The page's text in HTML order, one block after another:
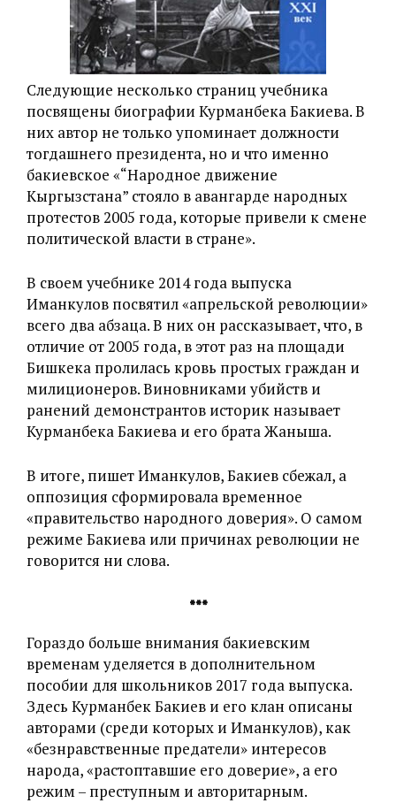
Следующие несколько страниц учебника
посвящены биографии КурманбекаБакиева. В
них автор не только упоминает должности
тогдашнего президента, но и что именно
бакиевское «“Народное движение
Кыргызстана” стояло в авангарде народных
протестов 2005 года, которые привели к смене
политической власти в стране».
В своем учебнике 2014 года выпуска
Иманкулов посвятил «‎апрельской революции»
всего два абзаца. В них он рассказывает, что, в
отличие от 2005 года, в этот раз на площади
Бишкека пролилась кровь простых граждан и
милиционеров. Виновниками убийств и
ранений демонстрантов историк называет
Курманбека Бакиева и его брата Жаныша.
В итоге, пишет Иманкулов, Бакиев сбежал, а
оппозиция сформировала временное
«правительство народного доверия». О самом
режиме Бакиева или причинах революции не
говорится ни слова.
***
Гораздо больше внимания бакиевским
временам уделяется в дополнительном
пособии для школьников 2017 года выпуска.
Здесь Курманбек Бакиев и его клан описаны
авторами (среди которых и Иманкулов), как
«безнравственные предатели» интересов
народа, «‎растоптавшие его доверие», а его
режим – преступным и авторитарным.